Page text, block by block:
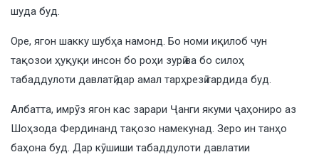
шуда буд.
Оре, ягон шакку шубҳа намонд. Бо номи иқилоб чун
тақозои ҳуқуқи инсон бо роҳи зурӣ ва бо силоҳ
табаддулоти давлатӣ дар амал тарҳрезӣ гардида буд.
Албатта, имрӯз ягон кас зарари Ҷанги якуми ҷаҳониро аз
Шоҳзода Фердинанд тақозо намекунад. Зеро ин танҳо
баҳона буд. Дар кӯшиши табаддулоти давлатии